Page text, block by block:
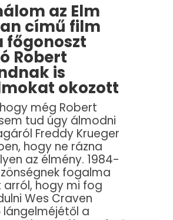
az Elm
című film
főgonoszt
Robert
is
okozott
még Robert
tud úgy álmodni
Freddy Krueger
hogy ne rázna
az élmény. 1984-
fogalma
arról, hogy mi fog
Wes Craven
lángelméjétől a